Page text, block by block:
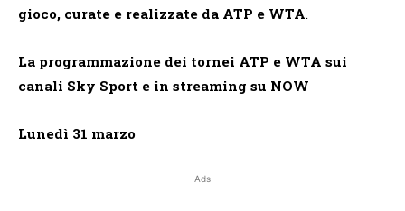
gioco, curate e realizzate da ATP e WTA.
La programmazione dei tornei ATP e WTA sui
canali Sky Sport e in streaming su NOW
Lunedì 31 marzo
Ads